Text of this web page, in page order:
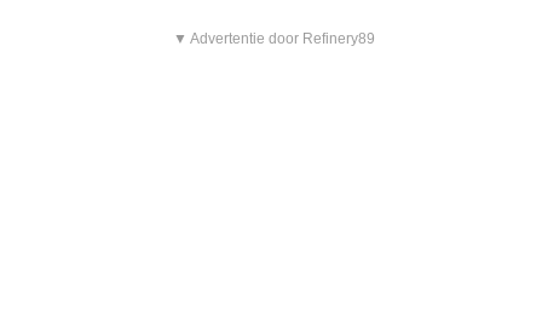
▼ Advertentie door Refinery89